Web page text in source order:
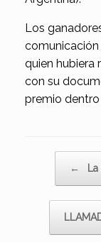
Los
comunicación
quien hubiera
con su
premio
←